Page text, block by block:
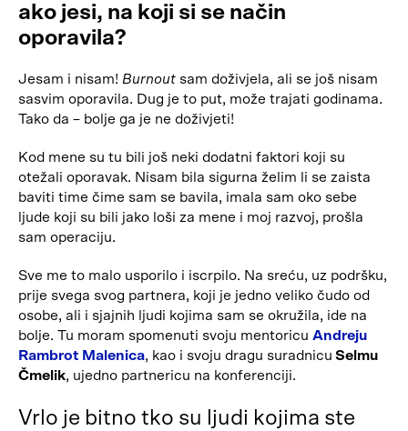
ako jesi, na koji si se način
oporavila?
Jesam i nisam! Burnout sam doživjela, ali se još nisam
sasvim oporavila. Dug je to put, može trajati godinama.
Tako da – bolje ga je ne doživjeti!
Kod mene su tu bili još neki dodatni faktori koji su
otežali oporavak. Nisam bila sigurna želim li se zaista
baviti time čime sam se bavila, imala sam oko sebe
ljude koji su bili jako loši za mene i moj razvoj, prošla
sam operaciju.
Sve me to malo usporilo i iscrpilo. Na sreću, uz podršku,
prije svega svog partnera, koji je jedno veliko čudo od
osobe, ali i sjajnih ljudi kojima sam se okružila, ide na
bolje. Tu moram spomenuti svoju mentoricu Andreju
Rambrot Malenica, kao i svoju dragu suradnicu Selmu
Čmelik, ujedno partnericu na konferenciji.
Vrlo je bitno tko su ljudi kojima ste